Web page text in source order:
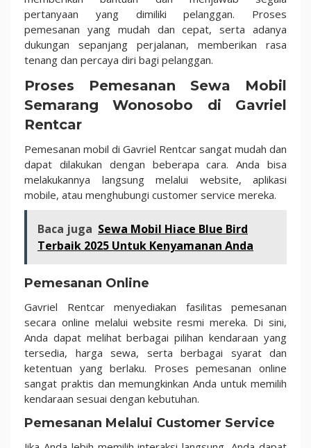
pertanyaan yang dimiliki pelanggan. Proses
pemesanan yang mudah dan cepat, serta adanya
dukungan sepanjang perjalanan, memberikan rasa
tenang dan percaya diri bagi pelanggan.
Proses Pemesanan Sewa Mobil
Semarang Wonosobo di Gavriel
Rentcar
Pemesanan mobil di Gavriel Rentcar sangat mudah dan
dapat dilakukan dengan beberapa cara. Anda bisa
melakukannya langsung melalui website, aplikasi
mobile, atau menghubungi customer service mereka.
Baca juga Sewa Mobil Hiace Blue Bird
Terbaik 2025 Untuk Kenyamanan Anda
Pemesanan Online
Gavriel Rentcar menyediakan fasilitas pemesanan
secara online melalui website resmi mereka. Di sini,
Anda dapat melihat berbagai pilihan kendaraan yang
tersedia, harga sewa, serta berbagai syarat dan
ketentuan yang berlaku. Proses pemesanan online
sangat praktis dan memungkinkan Anda untuk memilih
kendaraan sesuai dengan kebutuhan.
Pemesanan Melalui Customer Service